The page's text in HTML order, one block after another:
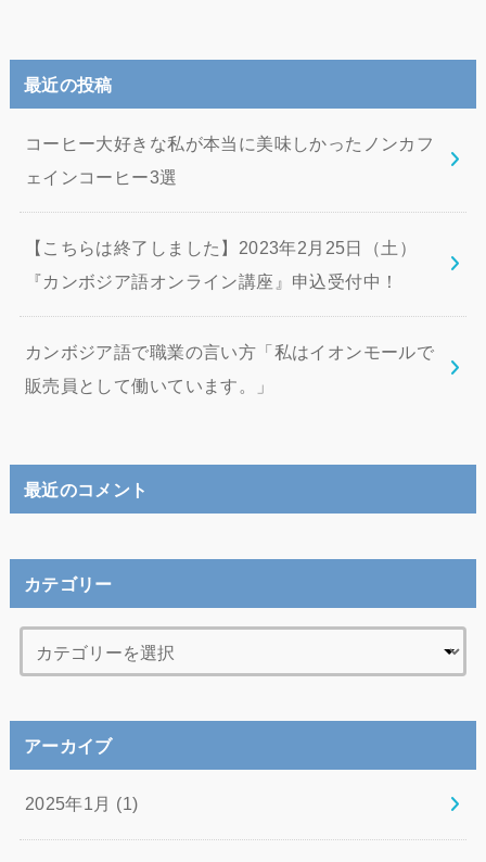
最近の投稿
コーヒー大好きな私が本当に美味しかったノンカフ
ェインコーヒー3選
【こちらは終了しました】2023年2月25日（土）
『カンボジア語オンライン講座』申込受付中！
カンボジア語で職業の言い方「私はイオンモールで
販売員として働いています。」
最近のコメント
カテゴリー
アーカイブ
2025年1月 (1)